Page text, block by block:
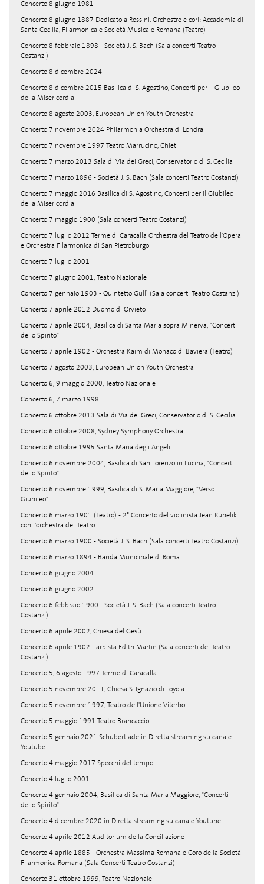
Concerto 8 giugno 1981
Concerto 8 giugno 1887 Dedicato a Rossini. Orchestre e cori: Accademia di
Santa Cecilia, Filarmonica e Società Musicale Romana (Teatro)
Concerto 8 febbraio 1898 - Società J. S. Bach (Sala concerti Teatro
Costanzi)
Concerto 8 dicembre 2024
Concerto 8 dicembre 2015 Basilica di S. Agostino, Concerti per il Giubileo
della Misericordia
Concerto 8 agosto 2003, European Union Youth Orchestra
Concerto 7 novembre 2024 Philarmonia Orchestra di Londra
Concerto 7 novembre 1997 Teatro Marrucino, Chieti
Concerto 7 marzo 2013 Sala di Via dei Greci, Conservatorio di S. Cecilia
Concerto 7 marzo 1896 - Società J. S. Bach (Sala concerti Teatro Costanzi)
Concerto 7 maggio 2016 Basilica di S. Agostino, Concerti per il Giubileo
della Misericordia
Concerto 7 maggio 1900 (Sala concerti Teatro Costanzi)
Concerto 7 luglio 2012 Terme di Caracalla Orchestra del Teatro dell'Opera
e Orchestra Filarmonica di San Pietroburgo
Concerto 7 luglio 2001
Concerto 7 giugno 2001, Teatro Nazionale
Concerto 7 gennaio 1903 - Quintetto Gullì (Sala concerti Teatro Costanzi)
Concerto 7 aprile 2012 Duomo di Orvieto
Concerto 7 aprile 2004, Basilica di Santa Maria sopra Minerva, "Concerti
dello Spirito"
Concerto 7 aprile 1902 - Orchestra Kaim di Monaco di Baviera (Teatro)
Concerto 7 agosto 2003, European Union Youth Orchestra
Concerto 6, 9 maggio 2000, Teatro Nazionale
Concerto 6, 7 marzo 1998
Concerto 6 ottobre 2013 Sala di Via dei Greci, Conservatorio di S. Cecilia
Concerto 6 ottobre 2008, Sydney Symphony Orchestra
Concerto 6 ottobre 1995 Santa Maria degli Angeli
Concerto 6 novembre 2004, Basilica di San Lorenzo in Lucina, "Concerti
dello Spirito"
Concerto 6 novembre 1999, Basilica di S. Maria Maggiore, "Verso il
Giubileo"
Concerto 6 marzo 1901 (Teatro) - 2° Concerto del violinista Jean Kubelik
con l'orchestra del Teatro
Concerto 6 marzo 1900 - Società J. S. Bach (Sala concerti Teatro Costanzi)
Concerto 6 marzo 1894 - Banda Municipale di Roma
Concerto 6 giugno 2004
Concerto 6 giugno 2002
Concerto 6 febbraio 1900 - Società J. S. Bach (Sala concerti Teatro
Costanzi)
Concerto 6 aprile 2002, Chiesa del Gesù
Concerto 6 aprile 1902 - arpista Edith Martin (Sala concerti del Teatro
Costanzi)
Concerto 5, 6 agosto 1997 Terme di Caracalla
Concerto 5 novembre 2011, Chiesa S. Ignazio di Loyola
Concerto 5 novembre 1997, Teatro dell'Unione Viterbo
Concerto 5 maggio 1991 Teatro Brancaccio
Concerto 5 gennaio 2021 Schubertiade in Diretta streaming su canale
Youtube
Concerto 4 maggio 2017 Specchi del tempo
Concerto 4 luglio 2001
Concerto 4 gennaio 2004, Basilica di Santa Maria Maggiore, "Concerti
dello Spirito"
Concerto 4 dicembre 2020 in Diretta streaming su canale Youtube
Concerto 4 aprile 2012 Auditorium della Conciliazione
Concerto 4 aprile 1885 - Orchestra Massima Romana e Coro della Società
Filarmonica Romana (Sala Concerti Teatro Costanzi)
Concerto 31 ottobre 1999, Teatro Nazionale